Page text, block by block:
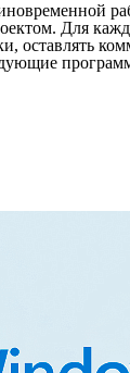
Для
оставлять